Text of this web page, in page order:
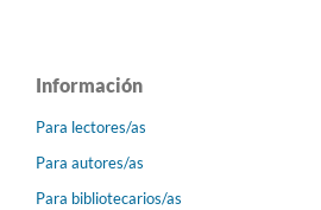
Información
Para lectores/as
Para autores/as
Para bibliotecarios/as